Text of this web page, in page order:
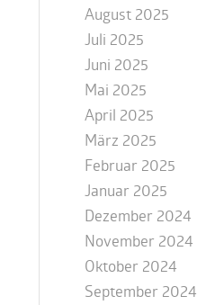
August 2025
Juli 2025
Juni 2025
Mai 2025
April 2025
März 2025
Februar 2025
Januar 2025
Dezember 2024
November 2024
Oktober 2024
September 2024